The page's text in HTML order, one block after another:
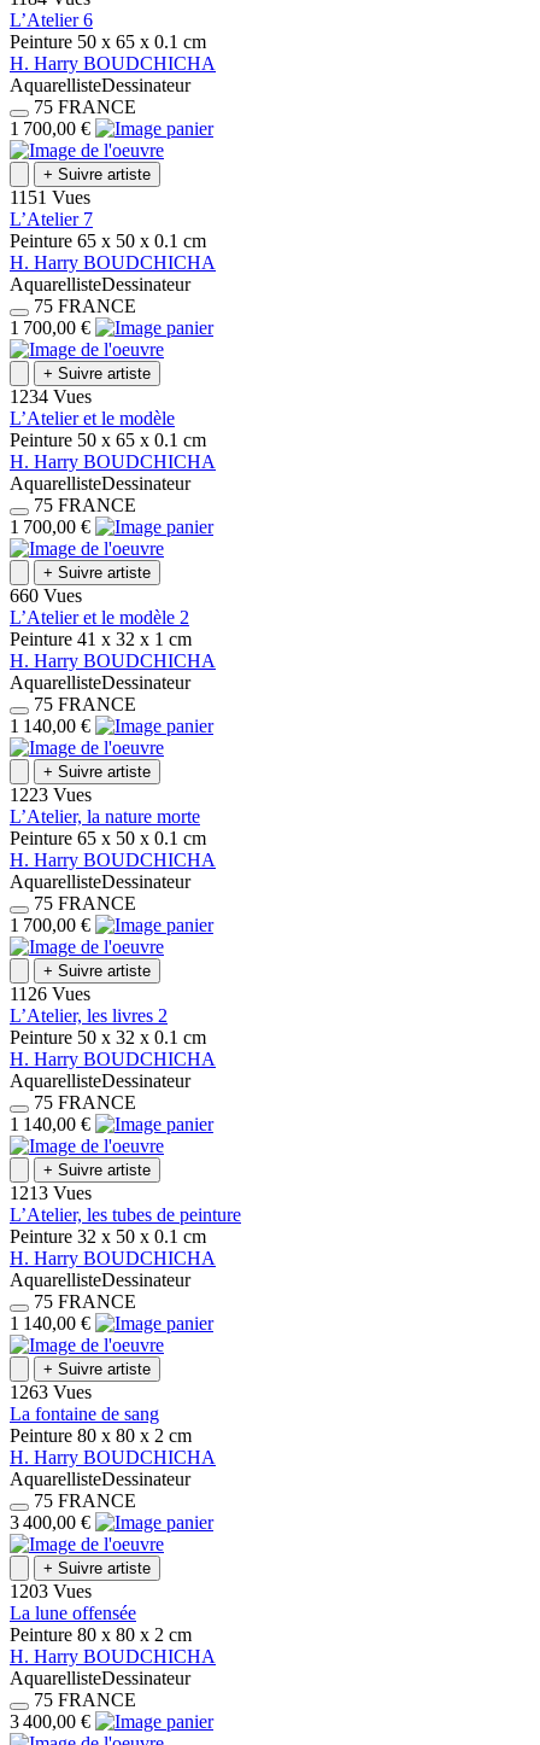
L’Atelier 6
Peinture 50 x 65 x 0.1 cm
H. Harry BOUDCHICHA
AquarellisteDessinateur
75 FRANCE
1 700,00 €
+ Suivre artiste
1151 Vues
L’Atelier 7
Peinture 65 x 50 x 0.1 cm
H. Harry BOUDCHICHA
AquarellisteDessinateur
75 FRANCE
1 700,00 €
+ Suivre artiste
1234 Vues
L’Atelier et le modèle
Peinture 50 x 65 x 0.1 cm
H. Harry BOUDCHICHA
AquarellisteDessinateur
75 FRANCE
1 700,00 €
+ Suivre artiste
660 Vues
L’Atelier et le modèle 2
Peinture 41 x 32 x 1 cm
H. Harry BOUDCHICHA
AquarellisteDessinateur
75 FRANCE
1 140,00 €
+ Suivre artiste
1223 Vues
L’Atelier, la nature morte
Peinture 65 x 50 x 0.1 cm
H. Harry BOUDCHICHA
AquarellisteDessinateur
75 FRANCE
1 700,00 €
+ Suivre artiste
1126 Vues
L’Atelier, les livres 2
Peinture 50 x 32 x 0.1 cm
H. Harry BOUDCHICHA
AquarellisteDessinateur
75 FRANCE
1 140,00 €
+ Suivre artiste
1213 Vues
L’Atelier, les tubes de peinture
Peinture 32 x 50 x 0.1 cm
H. Harry BOUDCHICHA
AquarellisteDessinateur
75 FRANCE
1 140,00 €
+ Suivre artiste
1263 Vues
La fontaine de sang
Peinture 80 x 80 x 2 cm
H. Harry BOUDCHICHA
AquarellisteDessinateur
75 FRANCE
3 400,00 €
+ Suivre artiste
1203 Vues
La lune offensée
Peinture 80 x 80 x 2 cm
H. Harry BOUDCHICHA
AquarellisteDessinateur
75 FRANCE
3 400,00 €